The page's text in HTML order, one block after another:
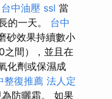
台中油壓 ssl 當
的一天。 台中
砂效果持續數小
之間），並且在
化劑或保濕成
整復推薦 法人定
防曬霜。 如果